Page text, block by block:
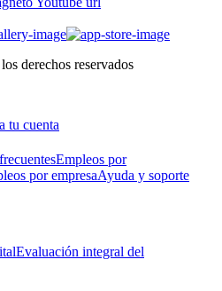
derechos reservados
tu cuenta
Empleos por
por empresaAyuda y soporte
Evaluación integral del